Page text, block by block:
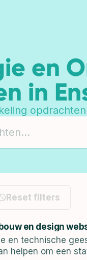
en
in
Reset filters
en design
en technische
helpen om een